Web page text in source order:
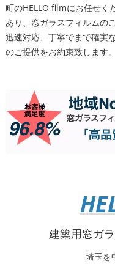
町のHELLO filmにお任せく
あり、窓ガラスフィルムの
迅速対応、丁寧でまで確実
のご提供をお約束致します。
建築用窓ガ
埼玉を